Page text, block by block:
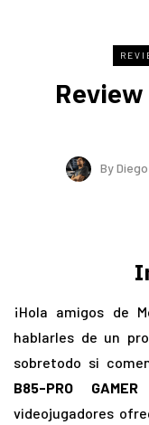
Review
By
¡Hola amigos de
hablarles de un
sobretodo si
B85-PRO GAMER
videojugadores